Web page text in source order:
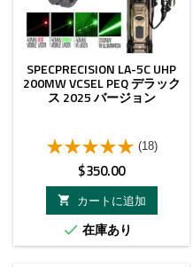
SPECPRECISION LA-5C UHP
200MW VCSEL PEQ デラック
ス 2025 バージョン
(18)
価
格
$350.00

カートに追加
 在庫あり